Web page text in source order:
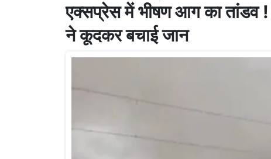
एक्सप्रेस में भीषण आग का तांडव !
ने कूदकर बचाई जान